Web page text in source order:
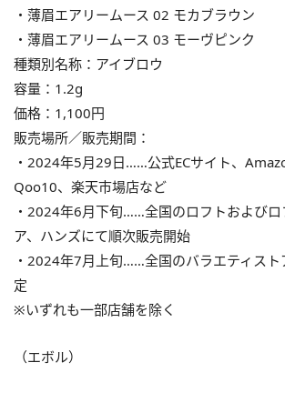
・薄眉エアリームース 02 モカブラウン
・薄眉エアリームース 03 モーヴピンク
種類別名称：アイブロウ
容量：1.2g
価格：1,100円
販売場所／販売期間：
・2024年5月29日……公式ECサイト、
Qoo10、楽天市場店など
・2024年6月下旬……全国のロフトおよびロ
ア、ハンズにて順次販売開始
・2024年7月上旬……全国のバラエティスト
定
※いずれも一部店舗を除く
（エボル）